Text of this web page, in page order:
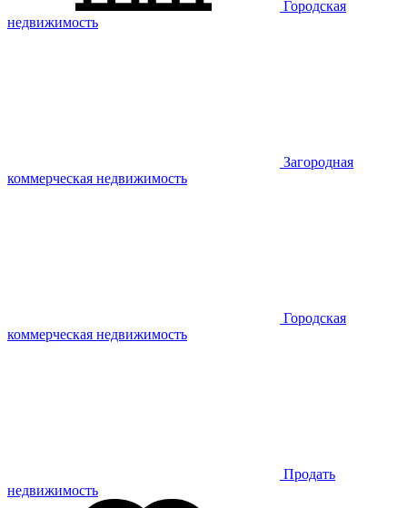
Городская
недвижимость
Загородная
коммерческая недвижимость
Городская
коммерческая недвижимость
Продать
недвижимость